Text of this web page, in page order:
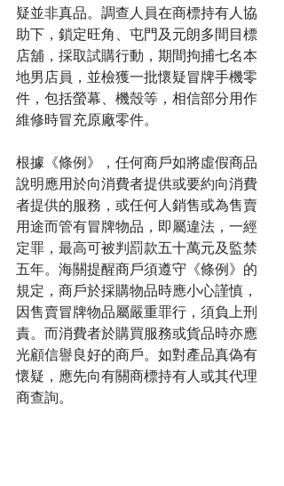
疑並非真品。調查人員在商標持有人協
助下，鎖定旺角、屯門及元朗多間目標
店舖，採取試購行動，期間拘捕七名本
地男店員，並檢獲一批懷疑冒牌手機零
件，包括螢幕、機殼等，相信部分用作
維修時冒充原廠零件。
根據《條例》，任何商戶如將虛假商品
說明應用於向消費者提供或要約向消費
者提供的服務，或任何人銷售或為售賣
用途而管有冒牌物品，即屬違法，一經
定罪，最高可被判罰款五十萬元及監禁
五年。海關提醒商戶須遵守《條例》的
規定，商戶於採購物品時應小心謹慎，
因售賣冒牌物品屬嚴重罪行，須負上刑
責。而消費者於購買服務或貨品時亦應
光顧信譽良好的商戶。如對產品真偽有
懷疑，應先向有關商標持有人或其代理
商查詢。